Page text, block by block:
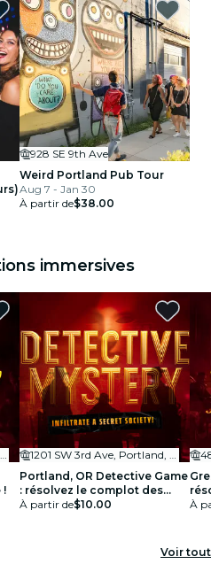
928 SE 9th Ave
Weird Portland Pub Tour
Aug 7 - Jan 30
À partir de$38.00
immersives
Park, W 6th St, Vancouver, WA 98660, USA
!
1201 SW 3rd Ave, Portland, OR 97204
Portland, OR Detective Game
: résolvez le complot des
Kingmakers !
À partir de$10.00
À
Voir tout